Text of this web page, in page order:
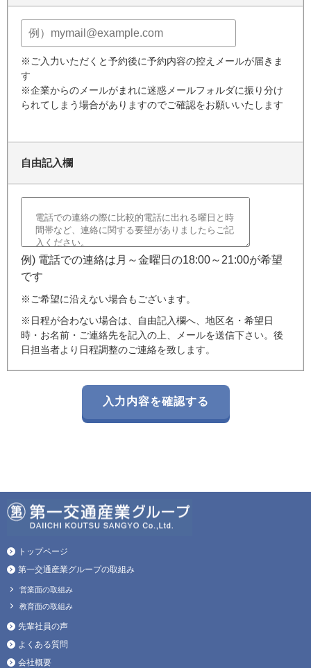
※ご入力いただくと予約後に予約内容の控えメールが届きま
す
※企業からのメールがまれに迷惑メールフォルダに振り分け
られてしまう場合がありますのでご確認をお願いいたします
自由記入欄
例) 電話での連絡は月～金曜日の18:00～21:00が希望
です
※ご希望に沿えない場合もございます。
※日程が合わない場合は、自由記入欄へ、地区名・希望日
時・お名前・ご連絡先を記入の上、メールを送信下さい。後
日担当者より日程調整のご連絡を致します。
トップページ
第一交通産業グループの取組み
営業面の取組み
教育面の取組み
先輩社員の声
よくある質問
会社概要